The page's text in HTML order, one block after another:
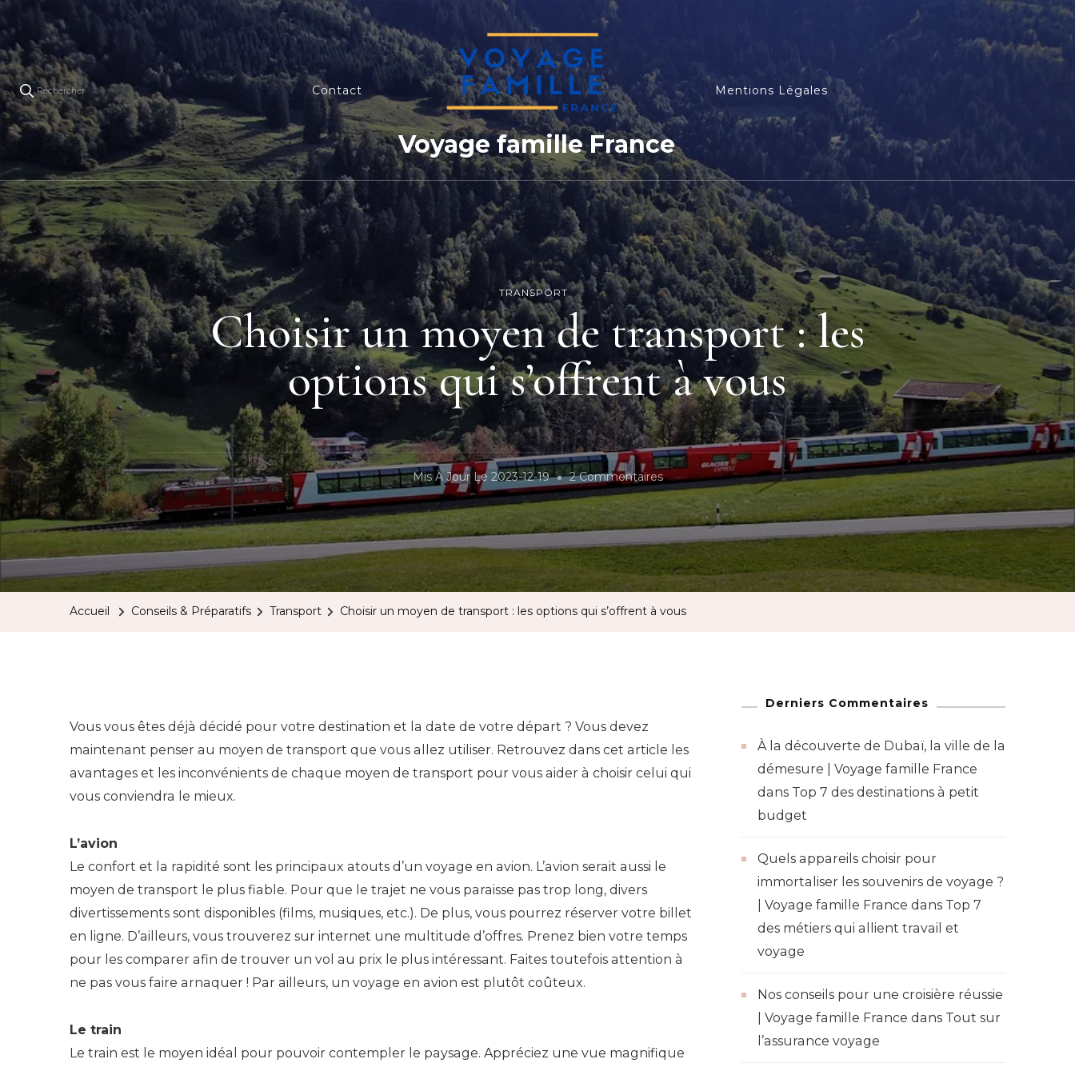
Rechercher Contact
Voyage famille France
Mentions Légales
TRANSPORT
Choisir un moyen de transport : les
options qui s’offrent à vous
Mis À Jour Le 2023-12-19 2 CommentairesSur
Choisir
Un
Moyen
De
Transport :
Les
Accueil Conseils & Préparatifs Transport Choisir un moyen de transport : les options qui s’offrent à vous
Vous vous êtes déjà décidé pour votre destination et la date de votre départ ? Vous devez
maintenant penser au moyen de transport que vous allez utiliser. Retrouvez dans cet article les
avantages et les inconvénients de chaque moyen de transport pour vous aider à choisir celui qui
vous conviendra le mieux.
L’avion
Le confort et la rapidité sont les principaux atouts d’un voyage en avion. L’avion serait aussi le
moyen de transport le plus fiable. Pour que le trajet ne vous paraisse pas trop long, divers
divertissements sont disponibles (films, musiques, etc.). De plus, vous pourrez réserver votre billet
en ligne. D’ailleurs, vous trouverez sur internet une multitude d’offres. Prenez bien votre temps
pour les comparer afin de trouver un vol au prix le plus intéressant. Faites toutefois attention à
ne pas vous faire arnaquer ! Par ailleurs, un voyage en avion est plutôt coûteux.
Le train
Le train est le moyen idéal pour pouvoir contempler le paysage. Appréciez une vue magnifique
Derniers Commentaires
À la découverte de Dubaï, la ville de la
démesure | Voyage famille France
dans Top 7 des destinations à petit
budget
Quels appareils choisir pour
immortaliser les souvenirs de voyage ?
| Voyage famille France dans Top 7
des métiers qui allient travail et
voyage
Nos conseils pour une croisière réussie
| Voyage famille France dans Tout sur
l’assurance voyage